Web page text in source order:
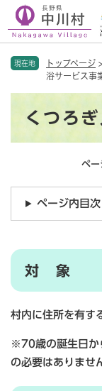
現在地 トップページ >
浴サービス事
くつろ
ペ
ページ内目次
対 象
村内に住所を有す
※70歳の誕生日か
の必要はありませ